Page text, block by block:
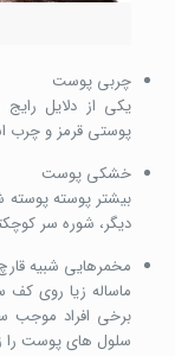
چربی پوست
یکی از دلایل
پوستی قرمز و چرب
خشکی پوست
بیشتر پوسته
دیگر، شوره سر
مخمرهایی شبیه
ماساله زیا روی کف
برخی افراد
سلول های پوست را